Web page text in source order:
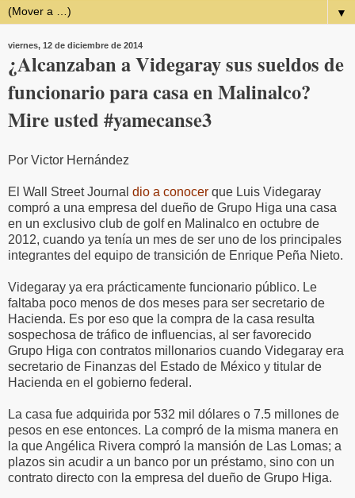
▼
viernes, 12 de diciembre de 2014
¿Alcanzaban a Videgaray sus sueldos de
funcionario para casa en Malinalco?
Mire usted #yamecanse3
Por Victor Hernández
El Wall Street Journal dio a conocer que Luis Videgaray
compró a una empresa del dueño de Grupo Higa una casa
en un exclusivo club de golf en Malinalco en octubre de
2012, cuando ya tenía un mes de ser uno de los principales
integrantes del equipo de transición de Enrique Peña Nieto.
Videgaray ya era prácticamente funcionario público. Le
faltaba poco menos de dos meses para ser secretario de
Hacienda. Es por eso que la compra de la casa resulta
sospechosa de tráfico de influencias, al ser favorecido
Grupo Higa con contratos millonarios cuando Videgaray era
secretario de Finanzas del Estado de México y titular de
Hacienda en el gobierno federal.
La casa fue adquirida por 532 mil dólares o 7.5 millones de
pesos en ese entonces. La compró de la misma manera en
la que Angélica Rivera compró la mansión de Las Lomas; a
plazos sin acudir a un banco por un préstamo, sino con un
contrato directo con la empresa del dueño de Grupo Higa.